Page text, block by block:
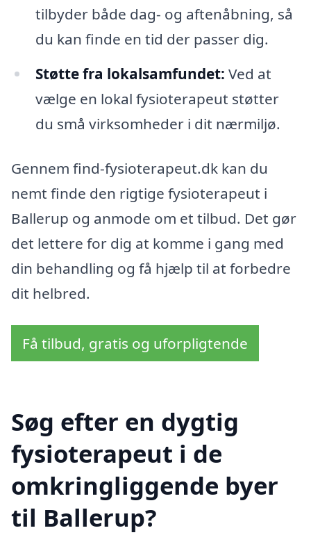
tilbyder både dag- og aftenåbning, så
du kan finde en tid der passer dig.
Støtte fra lokalsamfundet: Ved at
vælge en lokal fysioterapeut støtter
du små virksomheder i dit nærmiljø.
Gennem find-fysioterapeut.dk kan du
nemt finde den rigtige fysioterapeut i
Ballerup og anmode om et tilbud. Det gør
det lettere for dig at komme i gang med
din behandling og få hjælp til at forbedre
dit helbred.
Få tilbud, gratis og uforpligtende
Søg efter en dygtig
fysioterapeut i de
omkringliggende byer
til Ballerup?